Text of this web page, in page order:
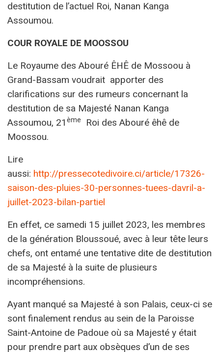
destitution de l’actuel Roi, Nanan Kanga
Assoumou.
COUR ROYALE DE MOOSSOU
Le Royaume des Abouré ÊHÊ de Mossoou à
Grand-Bassam voudrait apporter des
clarifications sur des rumeurs concernant la
destitution de sa Majesté Nanan Kanga
Assoumou, 21 ème
Roi des Abouré êhê de
Moossou.
Lire
aussi: http://pressecotedivoire.ci/article/17326-
saison-des-pluies-30-personnes-tuees-davril-a-
juillet-2023-bilan-partiel
En effet, ce samedi 15 juillet 2023, les membres
de la génération Bloussoué, avec à leur tête leurs
chefs, ont entamé une tentative dite de destitution
de sa Majesté à la suite de plusieurs
incompréhensions.
Ayant manqué sa Majesté à son Palais, ceux-ci se
sont finalement rendus au sein de la Paroisse
Saint-Antoine de Padoue où sa Majesté y était
pour prendre part aux obsèques d’un de ses